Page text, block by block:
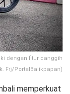
dengan fitur canggih
Frj/PortalBalikpapan)
memperkuat